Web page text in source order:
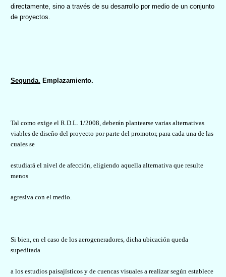
directamente, sino a través de su desarrollo por medio de un conjunto
de proyectos.
Segunda. Emplazamiento.
Tal como exige el R.D.L. 1/2008, deberán plantearse varias alternativas
viables de diseño del proyecto por parte del promotor, para cada una de las
cuales se
estudiará el nivel de afección, eligiendo aquella alternativa que resulte
menos
agresiva con el medio.
Si bien, en el caso de los aerogeneradores, dicha ubicación queda
supeditada
a los estudios paisajísticos y de cuencas visuales a realizar según establece